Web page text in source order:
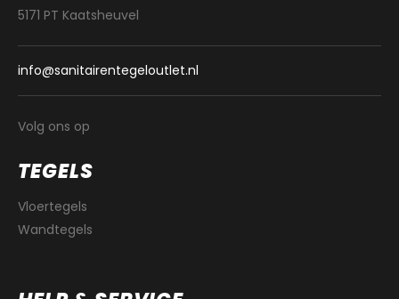
5171 PT Kaatsheuvel
info@sanitairentegeloutlet.nl
Volg ons op
TEGELS
Vloertegels
Wandtegels